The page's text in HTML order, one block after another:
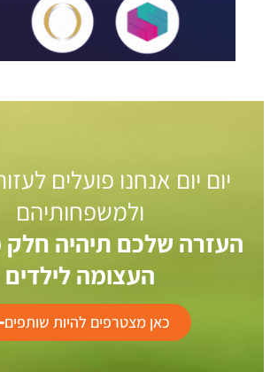
יום יום אנחנו פועלים
ולמשפחותיהם
העזרה שלכם תיהיה
העצומה לילדים
כאן מצטרפים להיות שותפים